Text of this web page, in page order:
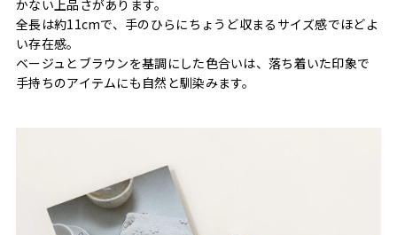
かない上品さがあります。
全長は約11cmで、手のひらにちょうど収まるサイズ感でほどよ
い存在感。
ベージュとブラウンを基調にした色合いは、落ち着いた印象で
手持ちのアイテムにも自然と馴染みます。